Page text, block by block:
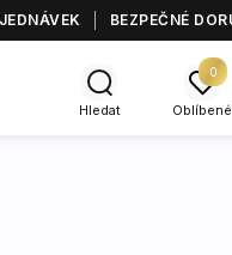
BEZPEČNÉ
Hledat
0
Oblíbené